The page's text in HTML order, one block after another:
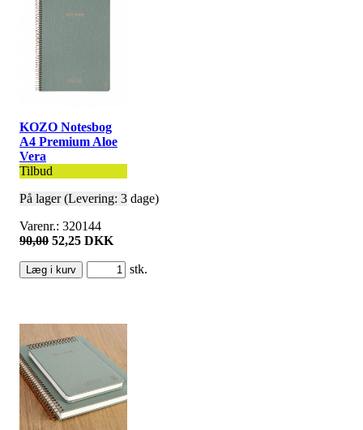
KOZO Notesbog
A4 Premium Aloe
Vera
Tilbud
På lager (Levering: 3 dage)
Varenr.: 320144
90,00 52,25 DKK
stk.